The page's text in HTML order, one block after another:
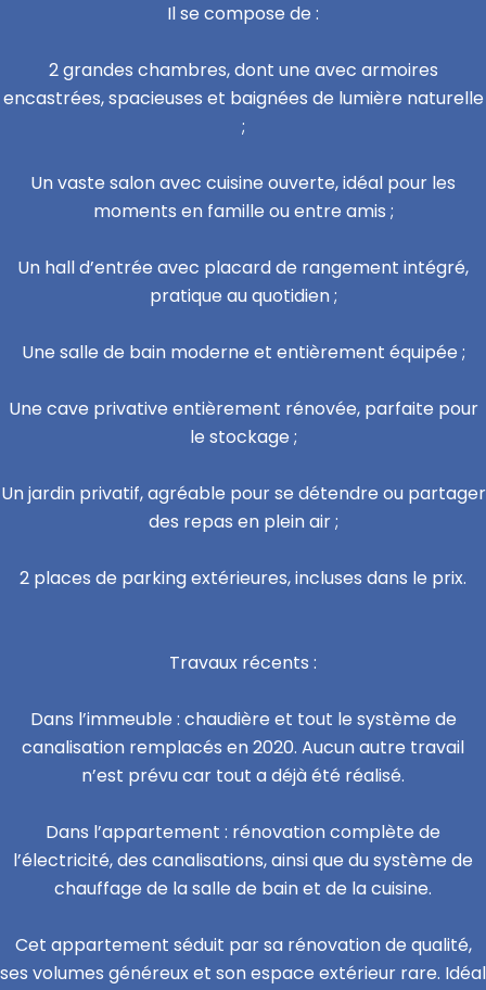
Il se compose de :
2 grandes chambres, dont une avec armoires
encastrées, spacieuses et baignées de lumière naturelle
;
Un vaste salon avec cuisine ouverte, idéal pour les
moments en famille ou entre amis ;
Un hall d’entrée avec placard de rangement intégré,
pratique au quotidien ;
Une salle de bain moderne et entièrement équipée ;
Une cave privative entièrement rénovée, parfaite pour
le stockage ;
Un jardin privatif, agréable pour se détendre ou partager
des repas en plein air ;
2 places de parking extérieures, incluses dans le prix.
Travaux récents :
Dans l’immeuble : chaudière et tout le système de
canalisation remplacés en 2020. Aucun autre travail
n’est prévu car tout a déjà été réalisé.
Dans l’appartement : rénovation complète de
l’électricité, des canalisations, ainsi que du système de
chauffage de la salle de bain et de la cuisine.
Cet appartement séduit par sa rénovation de qualité,
ses volumes généreux et son espace extérieur rare. Idéal